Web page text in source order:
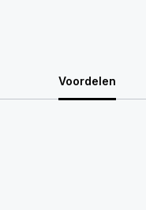
Voordelen